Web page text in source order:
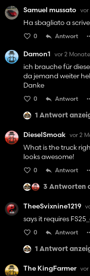
Samuel mussato
Ha sbagliato a
0 Antwort
Damon1 vor 2
ich brauche für
da jemand weiter
Danke
0 Antwort
1 Antwort
DieselSmoak vor 2
What is the truck
looks awesome!
0 Antwort
3 Antworten
TheeSvixnine1219
says it requires
0 Antwort
1 Antwort
The KingFarmer